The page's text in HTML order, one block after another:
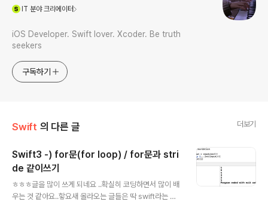
IT 분야 크리에이터
iOS Developer. Swift lover. Xcoder. Be truth
seekers
구독하기
Swift 의 다른 글 더보기
Swift3 -) for문(for loop) / for문과 stri
de 같이쓰기
ㅎㅎㅎ글을 많이 쓰게 되네요 ..확실히 코딩하면서 많이 배
우는 것 같아요..핳요새 올라오는 글들은 딱 swift라는 언